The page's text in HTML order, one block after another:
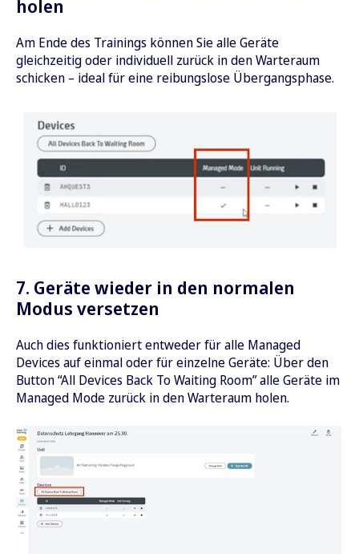
holen
Am Ende des Trainings können Sie alle Geräte
gleichzeitig oder individuell zurück in den Warteraum
schicken – ideal für eine reibungslose Übergangsphase.
7. Geräte wieder in den normalen
Modus versetzen
Auch dies funktioniert entweder für alle Managed
Devices auf einmal oder für einzelne Geräte: Über den
Button “All Devices Back To Waiting Room” alle Geräte im
Managed Mode zurück in den Warteraum holen.